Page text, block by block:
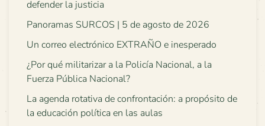
defender la justicia
Panoramas SURCOS | 5 de agosto de 2026
Un correo electrónico EXTRAÑO e inesperado
¿Por qué militarizar a la Policía Nacional, a la
Fuerza Pública Nacional?
La agenda rotativa de confrontación: a propósito de
la educación política en las aulas